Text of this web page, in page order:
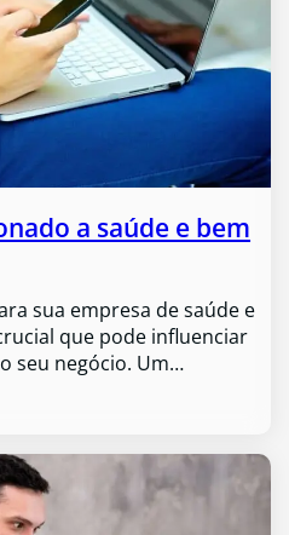
a saúde e bem
sua empresa de saúde e
que pode influenciar
seu negócio. Um…